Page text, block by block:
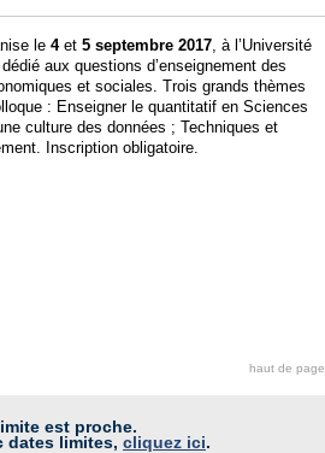
le 4et 5 septembre 2017, à l’Université
aux questions d’enseignement des
et sociales. Trois grands thèmes
: Enseigner le quantitatif en Sciences
culture des données ; Techniques et
Inscription obligatoire.
haut de page
est proche.
dates limites, cliquez ici.